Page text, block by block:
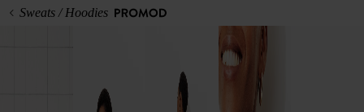
Sweats / Hoodies